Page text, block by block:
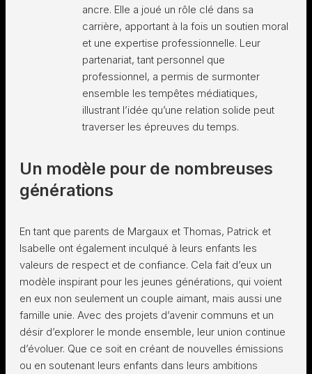
ancre. Elle a joué un rôle clé dans sa
carrière, apportant à la fois un soutien moral
et une expertise professionnelle. Leur
partenariat, tant personnel que
professionnel, a permis de surmonter
ensemble les tempêtes médiatiques,
illustrant l’idée qu’une relation solide peut
traverser les épreuves du temps.
Un modèle pour de nombreuses
générations
En tant que parents de Margaux et Thomas, Patrick et
Isabelle ont également inculqué à leurs enfants les
valeurs de respect et de confiance. Cela fait d’eux un
modèle inspirant pour les jeunes générations, qui voient
en eux non seulement un couple aimant, mais aussi une
famille unie. Avec des projets d’avenir communs et un
désir d’explorer le monde ensemble, leur union continue
d’évoluer. Que ce soit en créant de nouvelles émissions
ou en soutenant leurs enfants dans leurs ambitions